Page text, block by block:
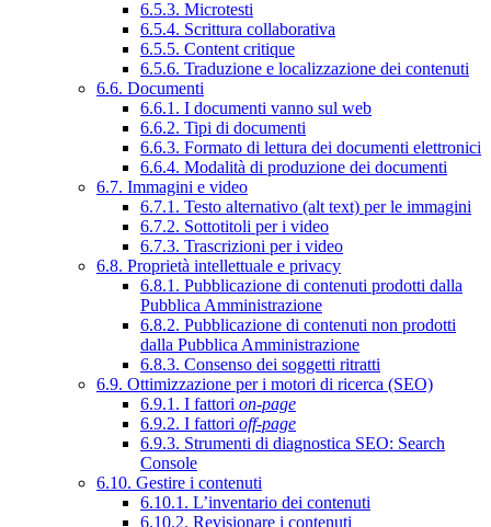
6.5.3. Microtesti
6.5.4. Scrittura collaborativa
6.5.5. Content critique
6.5.6. Traduzione e localizzazione dei contenuti
6.6. Documenti
6.6.1. I documenti vanno sul web
6.6.2. Tipi di documenti
6.6.3. Formato di lettura dei documenti elettronici
6.6.4. Modalità di produzione dei documenti
6.7. Immagini e video
6.7.1. Testo alternativo (alt text) per le immagini
6.7.2. Sottotitoli per i video
6.7.3. Trascrizioni per i video
6.8. Proprietà intellettuale e privacy
6.8.1. Pubblicazione di contenuti prodotti dalla
Pubblica Amministrazione
6.8.2. Pubblicazione di contenuti non prodotti
dalla Pubblica Amministrazione
6.8.3. Consenso dei soggetti ritratti
6.9. Ottimizzazione per i motori di ricerca (SEO)
6.9.1. I fattori on-page
6.9.2. I fattori off-page
6.9.3. Strumenti di diagnostica SEO: Search
Console
6.10. Gestire i contenuti
6.10.1. L’inventario dei contenuti
6.10.2. Revisionare i contenuti